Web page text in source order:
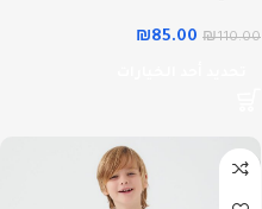
₪110.00
₪85.00